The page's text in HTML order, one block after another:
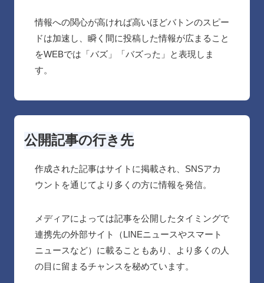
情報への関心が高ければ高いほどバトンのスピー
ドは加速し、瞬く間に投稿した情報が広まること
をWEBでは「バズ」「バズった」と表現しま
す。
公開記事の行き先
作成された記事はサイトに掲載され、SNSアカ
ウントを通じてより多くの方に情報を発信。
メディアによっては記事を公開したタイミングで
連携先の外部サイト（LINEニュースやスマート
ニュースなど）に載ることもあり、より多くの人
の目に留まるチャンスを秘めています。